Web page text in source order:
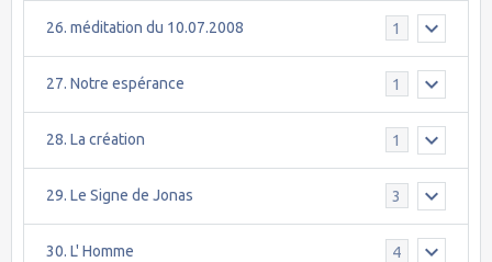
26. méditation du 10.07.2008 1
27. Notre espérance 1
28. La création 1
29. Le Signe de Jonas 3
30. L' Homme 4